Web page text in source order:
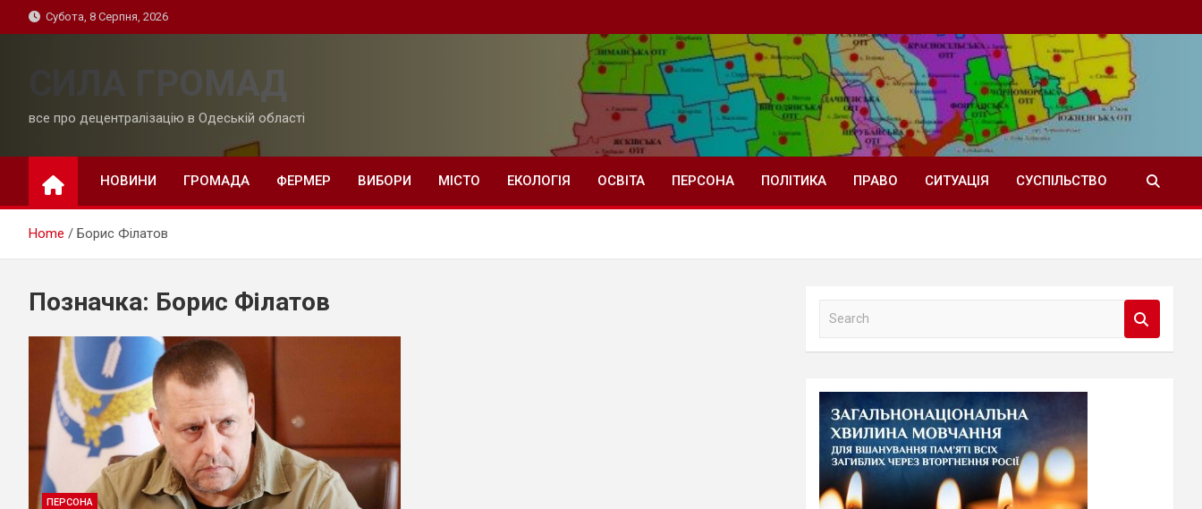
to
Субота, 8 Серпня, 2026
СИЛА ГРОМАД
все про децентралізацію в Одеській області
НОВИНИ ГРОМАДА ФЕРМЕР ВИБОРИ МІСТО ЕКОЛОГІЯ ОСВІТА ПЕРСОНА ПОЛІТИКА ПРАВО СИТУАЦІЯ СУСПІЛЬСТВО
Home Борис Філатов
Позначка: Борис Філатов
ПЕРСОНА
a